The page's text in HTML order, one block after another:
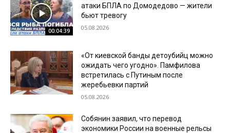
00:04:39
атаки БПЛА по Домодедово — жители
бьют тревогу
05.08.2026
«От киевской банды детоубийц можно
ожидать чего угодно». Памфилова
встретилась с Путиным после
жеребьевки партий
05.08.2026
Собянин заявил, что перевод
экономики России на военные рельсы